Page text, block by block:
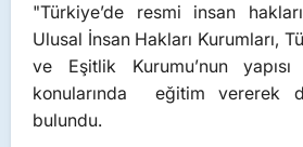
"Türkiye’de resmi insan
Ulusal İnsan Hakları Kurumları,
ve Eşitlik Kurumu’nun yapısı
konularında eğitim vererek
bulundu.